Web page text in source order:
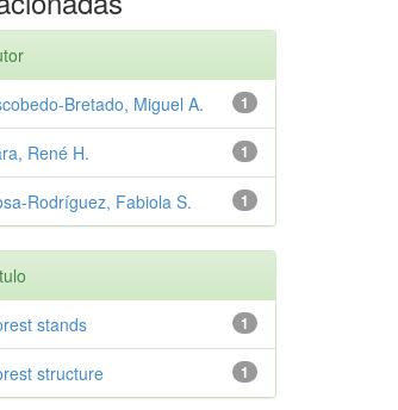
1
Bretado, Miguel A.
1
René H.
1
Rodríguez, Fabiola S.
1
stands
1
structure